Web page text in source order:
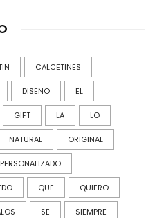
CALCETINES
DISEÑO EL
GIFT LA LO
NATURAL ORIGINAL
PERSONALIZADO
QUE QUIERO
SE SIEMPRE